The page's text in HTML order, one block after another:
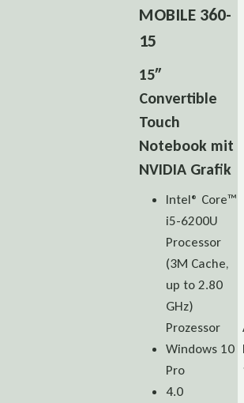
MOBILE 360-
15
15″
Convertible
Touch
Notebook mit
NVIDIA Grafik
Intel® Core™
i5-6200U
Processor
(3M Cache,
up to 2.80
GHz)
Prozessor
Windows 10
Pro
4.0